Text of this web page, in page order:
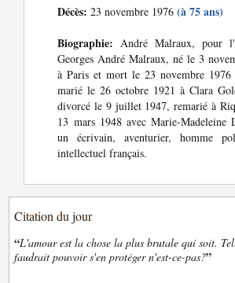
Décès: 23 novembre 1976(à 75 ans)
Biographie: André Malraux, pour
Georges André Malraux, né le 3
à Paris et mort le 23 novembre 1976
marié le 26 octobre 1921 à Clara
divorcé le 9 juillet 1947, remarié à
13 mars 1948 avec Marie-Madeleine
un écrivain, aventurier, homme
intellectuel français.
Citation du jour
“L'amour est la chose la plus brutale qui soit.
faudrait pouvoir s'en protéger n'est-ce-pas?”